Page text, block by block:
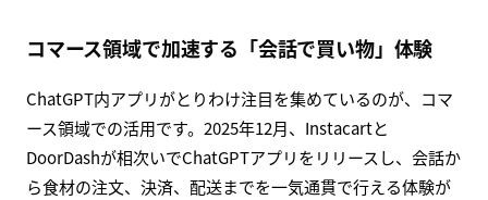
コマース領域で加速する「会話で買い物」体験
ChatGPT内アプリがとりわけ注目を集めているのが、コマ
ース領域での活用です。2025年12月、Instacartと
DoorDashが相次いでChatGPTアプリをリリースし、会話か
ら食材の注文、決済、配送までを一気通貫で行える体験が